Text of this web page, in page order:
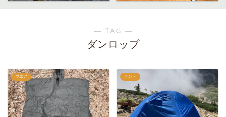
― TAG ―
ダンロップ
ウエア テント